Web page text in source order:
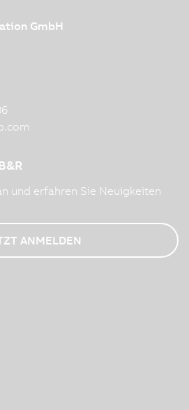
GmbH
und erfahren Sie Neuigkeiten
ANMELDEN